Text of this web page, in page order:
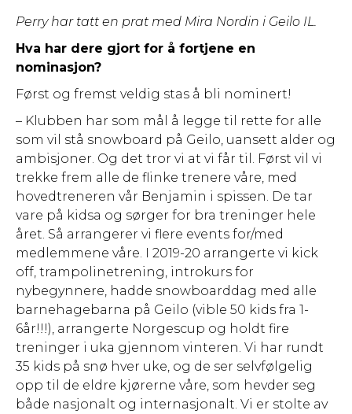
Perry har tatt en prat med Mira Nordin i Geilo IL.
Hva har dere gjort for å fortjene en
nominasjon?
Først og fremst veldig stas å bli nominert!
– Klubben har som mål å legge til rette for alle
som vil stå snowboard på Geilo, uansett alder og
ambisjoner. Og det tror vi at vi får til. Først vil vi
trekke frem alle de flinke trenere våre, med
hovedtreneren vår Benjamin i spissen. De tar
vare på kidsa og sørger for bra treninger hele
året. Så arrangerer vi flere events for/med
medlemmene våre. I 2019-20 arrangerte vi kick
off, trampolinetrening, introkurs for
nybegynnere, hadde snowboarddag med alle
barnehagebarna på Geilo (vible 50 kids fra 1-
6år!!!), arrangerte Norgescup og holdt fire
treninger i uka gjennom vinteren. Vi har rundt
35 kids på snø hver uke, og de ser selvfølgelig
opp til de eldre kjørerne våre, som hevder seg
både nasjonalt og internasjonalt. Vi er stolte av